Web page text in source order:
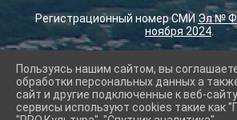
Регистрационный номер СМИ Эл №
ноября 2024
2026 г. krilovskay.ru
Вход
Карта сайта
Пользуясь нашим сайтом, вы
обработки персональных данных а
сайт и другие подключенные к веб-
сервисы используют cookies такие как